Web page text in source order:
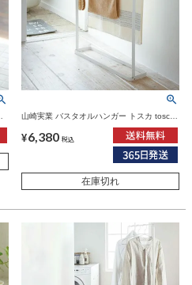
山崎実業 バスタオルハンガー トスカ tosca |
¥6,380 税込
在庫切れ